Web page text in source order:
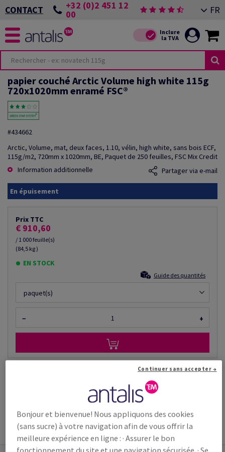
CONTACT +32 (0)2 451 12
00 FR
papier couché Arctic Volume high white 115g
720x1020mm enramé FSC®
#434662
Arctic, Volume, mat, deux faces, 1.10, vélin, high white, sans bois ECF,
115g/m2, 720mm x 1020mm, BE, Paquet de 250 feuilles, FSC Mix Credit
Information additionnelle
Partager via e-mail
En épuisement
Prix TTC
€ 910,60
/ 1 000 feuille(s)
(84,5 kg )
EN STOCK
Guide des quantités
paquet(s)
− +
Outil de coupe
ADDITIONNELLE
INFORMATIONS
TECHNIQUES TECHNIQUES
Bonjour et bienvenue! Nous appliquons des cookies
(sans sucre) à votre navigation afin de vous offrir la
meilleure expérience en ligne : · Assurer le bon
fonctionnement du site et une navigation sécurisée. · Se
Continuer sans accepter →